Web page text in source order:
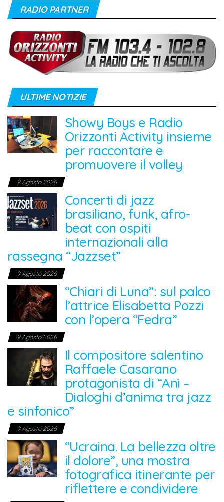
RADIO PARTNER
ULTIME NOTIZIE
Showy Boys e Radio
Orizzonti Activity insieme
per raccontare e
promuovere il volley
9 Agosto 2026
Concerti di jazz
brasiliano, funk, afro-
beat con ospiti
internazionali alla
rassegna “Jazzset”
9 Agosto 2026
“Chiari di Luna”: sul palco
l’attrice Elisabetta Pozzi
con l’opera “Fedra”
9 Agosto 2026
Il compositore salentino
Raffaele Casarano
protagonista di “Anì –
Dialoghi d’anima tra jazz
e sinfonico”
9 Agosto 2026
“Ucraina. La bellezza oltre
il dolore”, una mostra
fotografica itinerante per
riflettere e condividere